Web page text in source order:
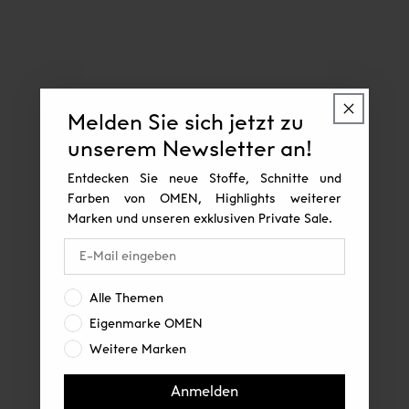
Melden Sie sich jetzt zu
unserem Newsletter an!
Entdecken Sie neue Stoffe, Schnitte und
Farben von OMEN, Highlights weiterer
Marken und unseren exklusiven Private Sale.
Interesse:
Alle Themen
Eigenmarke OMEN
Weitere Marken
Anmelden